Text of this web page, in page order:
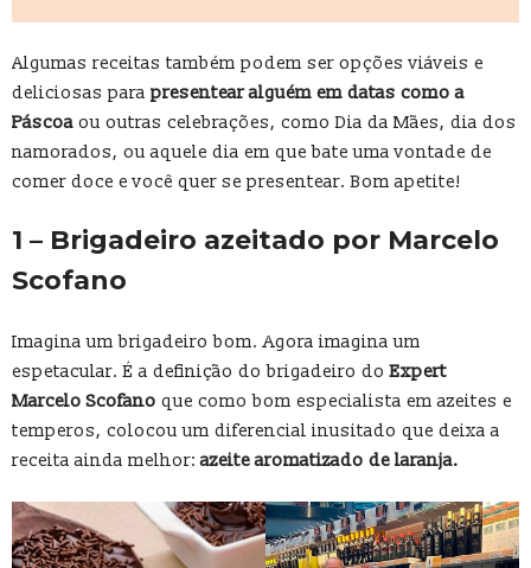
Algumas receitas também podem ser opções viáveis e
deliciosas para presentear alguém em datas como a
Páscoa ou outras celebrações, como Dia da Mães, dia dos
namorados, ou aquele dia em que bate uma vontade de
comer doce e você quer se presentear. Bom apetite!
1 – Brigadeiro azeitado por Marcelo
Scofano
Imagina um brigadeiro bom. Agora imagina um
espetacular. É a definição do brigadeiro doExpert
Marcelo Scofano que como bom especialista em azeites e
temperos, colocou um diferencial inusitado que deixa a
receita ainda melhor:azeite aromatizado de laranja.